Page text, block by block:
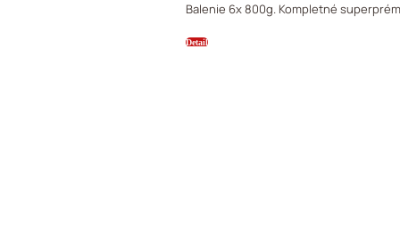
Balenie 6x 800g. Kompletné
Detail